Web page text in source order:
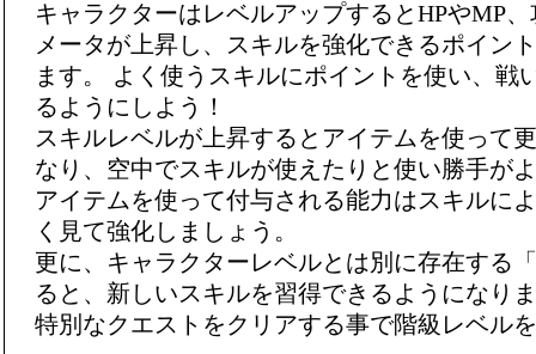
キャラクターはレベルアップするとHPやMP
メータが上昇し、スキルを強化できるポイン
ます。 よく使うスキルにポイントを使い、戦
るようにしよう！
スキルレベルが上昇するとアイテムを使って
なり、空中でスキルが使えたりと使い勝手が
アイテムを使って付与される能力はスキルに
く見て強化しましょう。
更に、キャラクターレベルとは別に存在する
ると、新しいスキルを習得できるようになり
特別なクエストをクリアする事で階級レベル